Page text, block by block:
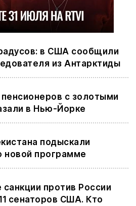
в США сообщили
из Антарктиды
с золотыми
в Нью-Йорке
подыскали
новой программе
против России
сенаторов США. Кто